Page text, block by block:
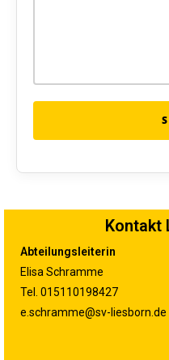
Kontakt
Abteilungsleiterin
Elisa Schramme
Tel. 015110198427
e.schramme@sv-liesborn.de